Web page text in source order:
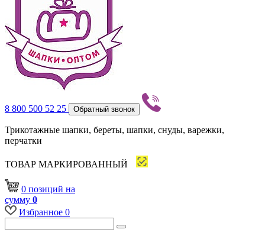
8 800 500 52 25 Обратный звонок
Трикотажные шапки, береты, шапки, снуды, варежки,
перчатки
ТОВАР МАРКИРОВАННЫЙ
0 позиций на
сумму 0
Избранное 0